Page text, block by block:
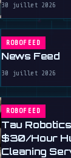
30 juillet 2026
ROBOFEED
News Feed
30 juillet 2026
ROBOFEED
Tau
$30/Hour
Cleaning